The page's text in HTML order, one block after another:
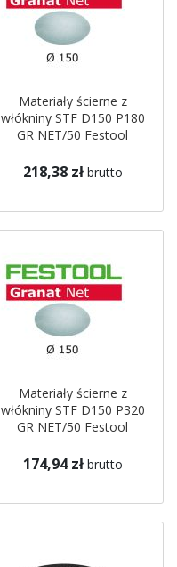
Materiały ścierne z
włókniny STF D150 P180
GR NET/50 Festool
218,38 zł brutto
Materiały ścierne z
włókniny STF D150 P320
GR NET/50 Festool
174,94 zł brutto